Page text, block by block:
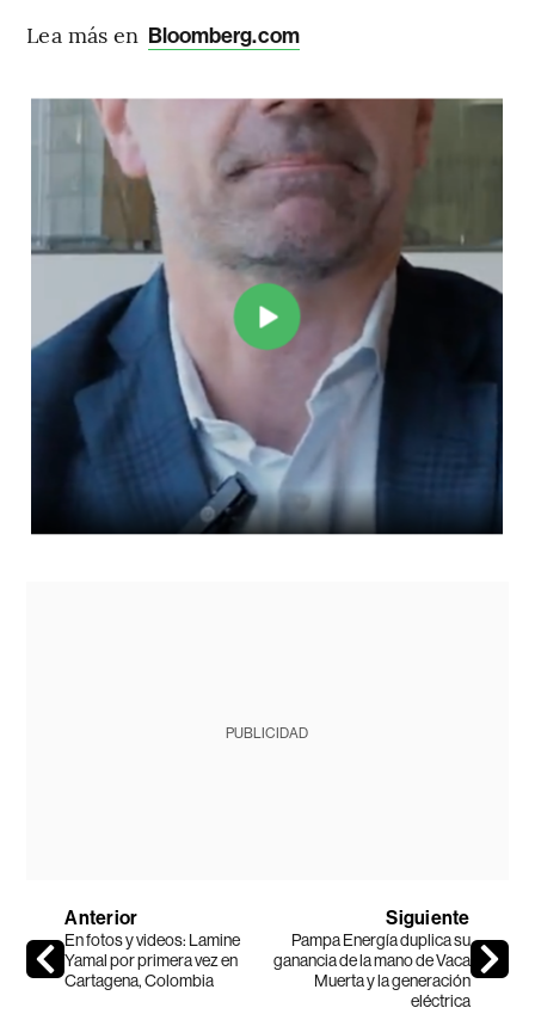
Lea más en Bloomberg.com
PUBLICIDAD
Anterior
En fotos y videos: Lamine
Yamal por primera vez en
Cartagena, Colombia
Siguiente
Pampa Energía duplica su
ganancia de la mano de Vaca
Muerta y la generación
eléctrica